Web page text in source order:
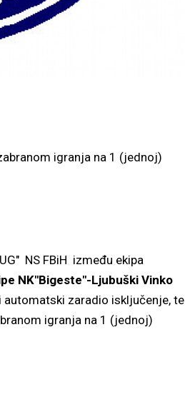
igranja na 1 (jednoj)
FBiH između ekipa
NK"Bigeste"-LjubuškiVinko
zaradio isključenje, te
igranja na 1 (jednoj)